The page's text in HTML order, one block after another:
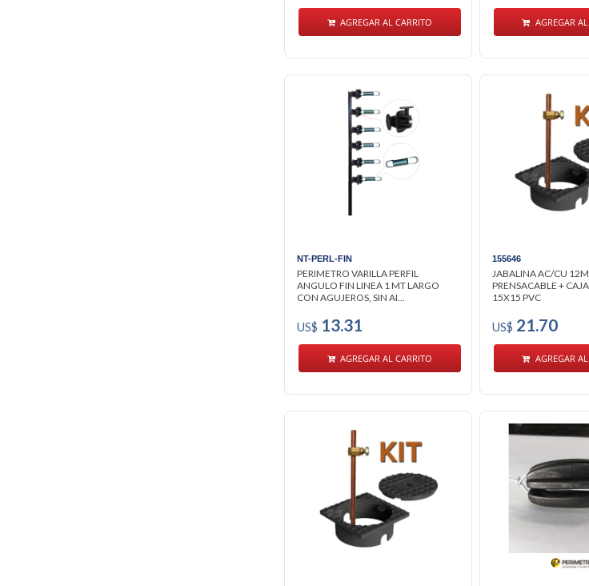
AGREGAR AL CARRITO AGREGAR
NT-PERL-FIN
PERIMETRO VARILLA PERFIL
ANGULO FIN LINEA 1 MT LARGO
CON AGUJEROS, SIN AI...
US$ 13.31
AGREGAR AL CARRITO
155646
JABALINA AC/CU
PRENSACABLE +
15X15 PVC
US$ 21.70
AGREGAR